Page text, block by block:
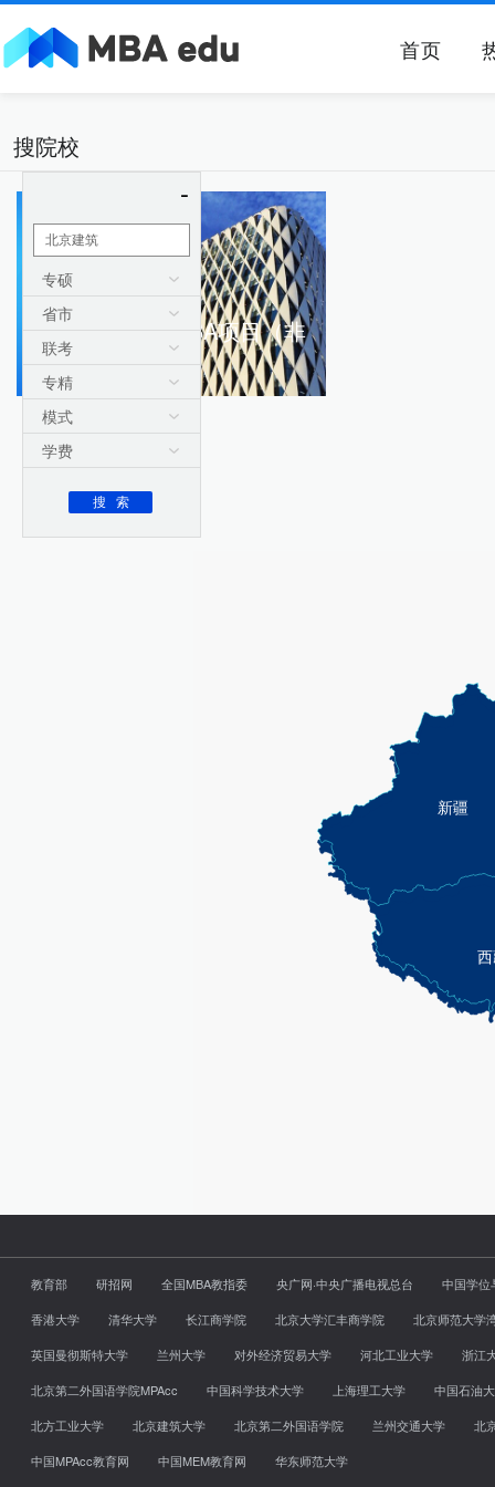
首页
搜院校
北京建筑大学-MBA项目（非
全日制）
北京 北京建筑大学
非全日制 | 6.8万元
对比
-
专硕
省市
联考
专精
模式
学费
教育部 研招网 全国MBA教指委 央广网·中央广播电视总台
中国学位
香港大学
清华大学 长江商学院 北京大学汇丰商学院
北京师范大学
英国曼彻斯特大学
兰州大学 对外经济贸易大学 河北工业大学
浙江
北京第二外国语学院MPAcc
中国科学技术大学 上海理工大学
中国石油
北方工业大学
北京建筑大学 北京第二外国语学院 兰州交通大学
北
中国MPAcc教育网
中国MEM教育网 华东师范大学